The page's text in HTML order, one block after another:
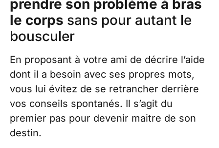
prendre son problème à bras
le corps sans pour autant le
bousculer
En proposant à votre ami de décrire l’aide
dont il a besoin avec ses propres mots,
vous lui évitez de se retrancher derrière
vos conseils spontanés. Il s’agit du
premier pas pour devenir maitre de son
destin.